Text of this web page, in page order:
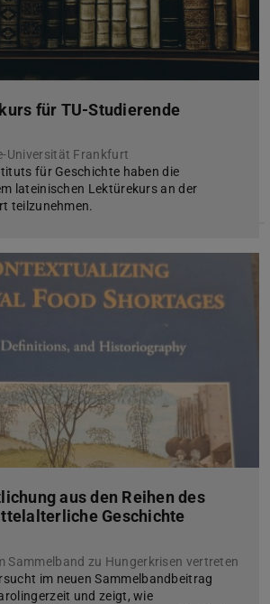
für TU-Studierende
Universität Frankfurt
für Geschichte haben die
lateinischen Lektürekurs an der
teilzunehmen.
aus den Reihen des
Geschichte
Sammelband zu Hungerkrisen vertreten
im neuen Sammelbandbeitrag
und zeigt, wie